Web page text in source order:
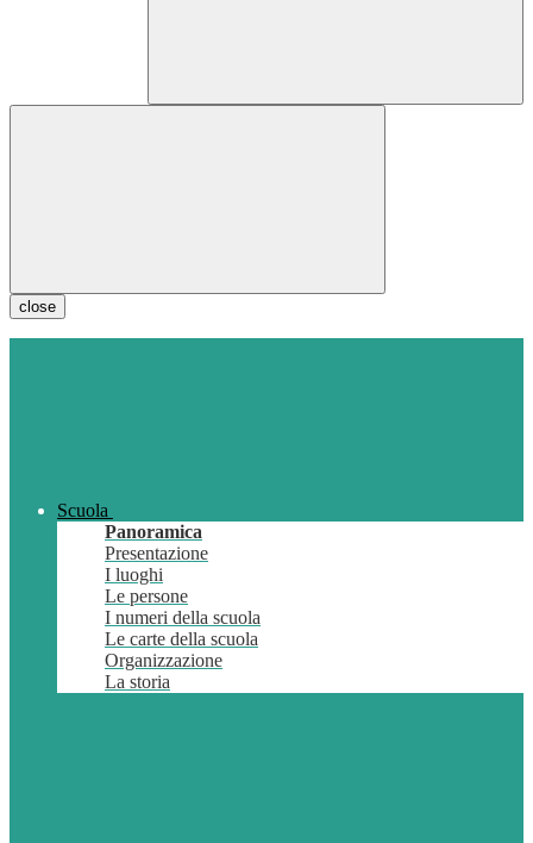
close
Scuola
Panoramica
Presentazione
I luoghi
Le persone
I numeri della scuola
Le carte della scuola
Organizzazione
La storia